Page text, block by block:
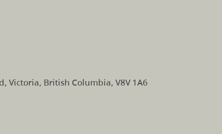
Victoria, British Columbia, V8V 1A6